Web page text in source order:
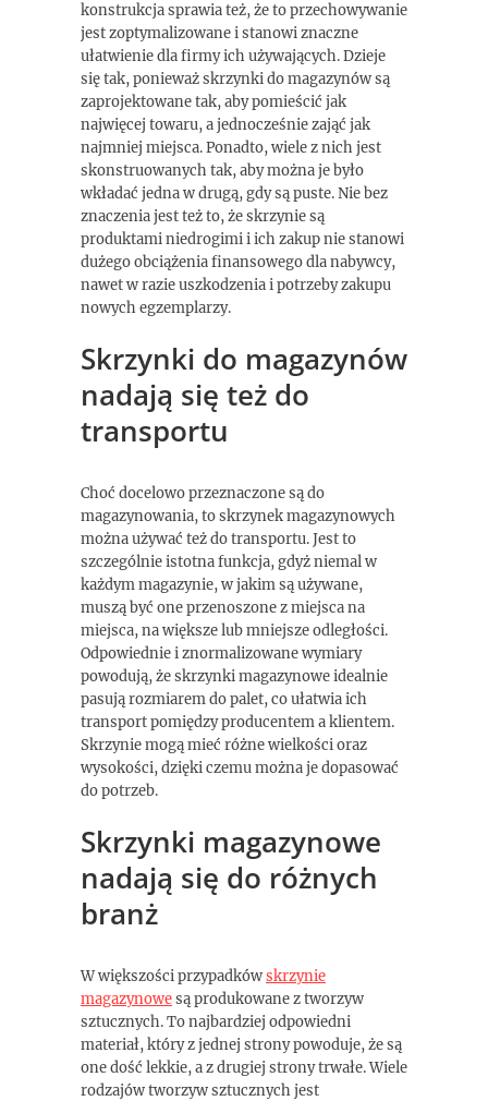
konstrukcja sprawia też, że to przechowywanie
jest zoptymalizowane i stanowi znaczne
ułatwienie dla firmy ich używających. Dzieje
się tak, ponieważ skrzynki do magazynów są
zaprojektowane tak, aby pomieścić jak
najwięcej towaru, a jednocześnie zająć jak
najmniej miejsca. Ponadto, wiele z nich jest
skonstruowanych tak, aby można je było
wkładać jedna w drugą, gdy są puste. Nie bez
znaczenia jest też to, że skrzynie są
produktami niedrogimi i ich zakup nie stanowi
dużego obciążenia finansowego dla nabywcy,
nawet w razie uszkodzenia i potrzeby zakupu
nowych egzemplarzy.
Skrzynki do magazynów
nadają się też do
transportu
Choć docelowo przeznaczone są do
magazynowania, to skrzynek magazynowych
można używać też do transportu. Jest to
szczególnie istotna funkcja, gdyż niemal w
każdym magazynie, w jakim są używane,
muszą być one przenoszone z miejsca na
miejsca, na większe lub mniejsze odległości.
Odpowiednie i znormalizowane wymiary
powodują, że skrzynki magazynowe idealnie
pasują rozmiarem do palet, co ułatwia ich
transport pomiędzy producentem a klientem.
Skrzynie mogą mieć różne wielkości oraz
wysokości, dzięki czemu można je dopasować
do potrzeb.
Skrzynki magazynowe
nadają się do różnych
branż
W większości przypadkówskrzynie
magazynowesą produkowane z tworzyw
sztucznych. To najbardziej odpowiedni
materiał, który z jednej strony powoduje, że są
one dość lekkie, a z drugiej strony trwałe. Wiele
rodzajów tworzyw sztucznych jest